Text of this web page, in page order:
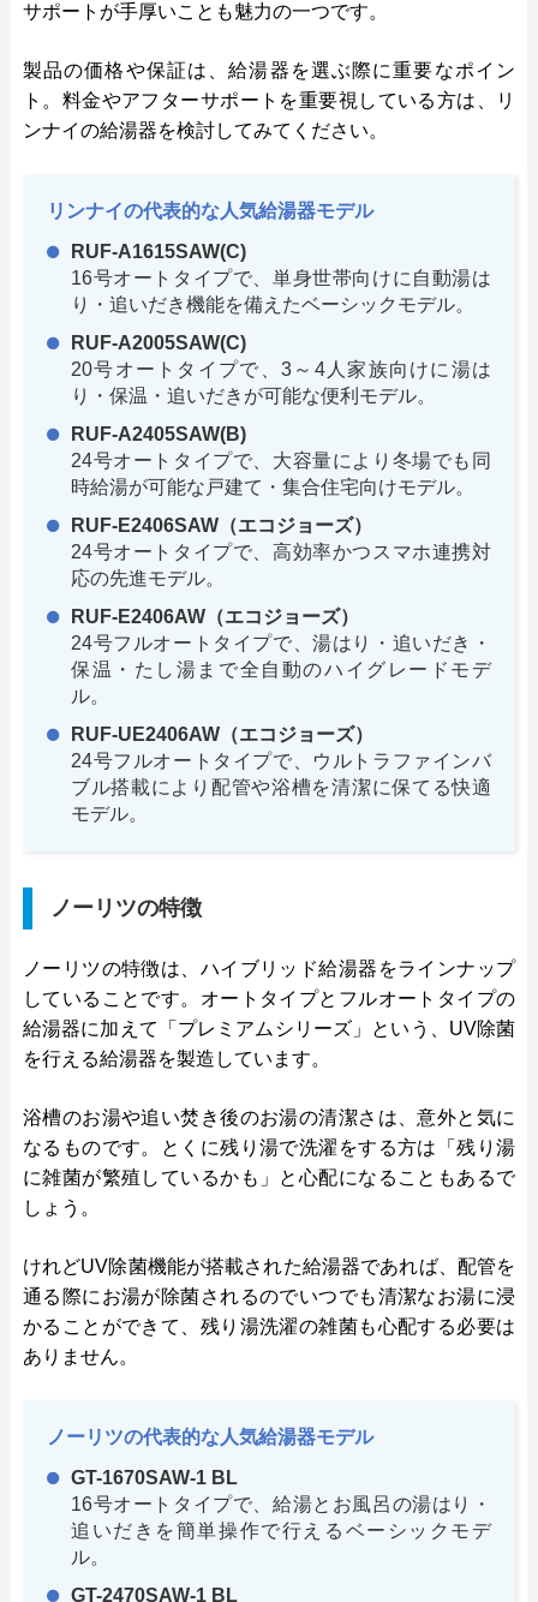
サポートが手厚いことも魅力の一つです。
製品の価格や保証は、給湯器を選ぶ際に重要なポイン
ト。料金やアフターサポートを重要視している方は、リ
ンナイの給湯器を検討してみてください。
リンナイの代表的な人気給湯器モデル
RUF-A1615SAW(C)
16号オートタイプで、単身世帯向けに自動湯は
り・追いだき機能を備えたベーシックモデル。
RUF-A2005SAW(C)
20号オートタイプで、3～4人家族向けに湯は
り・保温・追いだきが可能な便利モデル。
RUF-A2405SAW(B)
24号オートタイプで、大容量により冬場でも同
時給湯が可能な戸建て・集合住宅向けモデル。
RUF-E2406SAW（エコジョーズ）
24号オートタイプで、高効率かつスマホ連携対
応の先進モデル。
RUF-E2406AW（エコジョーズ）
24号フルオートタイプで、湯はり・追いだき・
保温・たし湯まで全自動のハイグレードモデ
ル。
RUF-UE2406AW（エコジョーズ）
24号フルオートタイプで、ウルトラファインバ
ブル搭載により配管や浴槽を清潔に保てる快適
モデル。
ノーリツの特徴
ノーリツの特徴は、ハイブリッド給湯器をラインナップ
していることです。オートタイプとフルオートタイプの
給湯器に加えて「プレミアムシリーズ」という、UV除菌
を行える給湯器を製造しています。
浴槽のお湯や追い焚き後のお湯の清潔さは、意外と気に
なるものです。とくに残り湯で洗濯をする方は「残り湯
に雑菌が繁殖しているかも」と心配になることもあるで
しょう。
けれどUV除菌機能が搭載された給湯器であれば、配管を
通る際にお湯が除菌されるのでいつでも清潔なお湯に浸
かることができて、残り湯洗濯の雑菌も心配する必要は
ありません。
ノーリツの代表的な人気給湯器モデル
GT-1670SAW-1 BL
16号オートタイプで、給湯とお風呂の湯はり・
追いだきを簡単操作で行えるベーシックモデ
ル。
GT-2470SAW-1 BL